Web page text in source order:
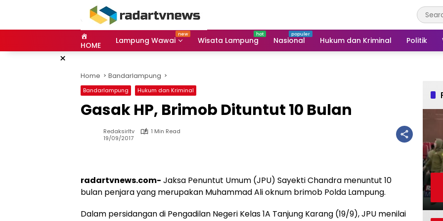
HOME Lampung Wawai Wisata Lampung Nasional Hukum dan Kriminal Politik
×
Home Bandarlampung
Bandarlampung Hukum dan Kriminal
Gasak HP, Brimob Dituntut 10 Bulan
Redaksirltv
1 Min Read
19/09/2017
radartvnews.com- Jaksa Penuntut Umum (JPU) Sayekti Chandra menuntut 10
bulan penjara yang merupakan Muhammad Ali oknum brimob Polda Lampung.
Dalam persidangan di Pengadilan Negeri Kelas 1A Tanjung Karang (19/9), JPU menilai